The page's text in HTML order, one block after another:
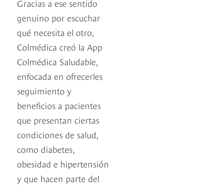
Gracias a ese sentido
genuino por escuchar
qué necesita el otro,
Colmédica creó la App
Colmédica Saludable,
enfocada en ofrecerles
seguimiento y
beneficios a pacientes
que presentan ciertas
condiciones de salud,
como diabetes,
obesidad e hipertensión
y que hacen parte del